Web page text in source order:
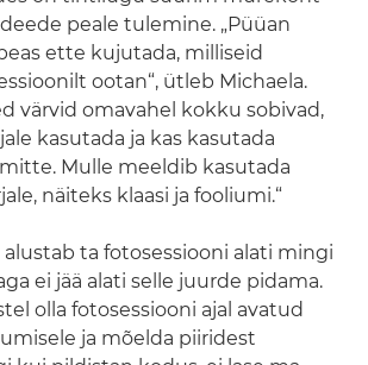
peale tulemine. „Püüan
ette kujutada, milliseid
ootan“, ütleb Michaela.
värvid omavahel kokku sobivad,
kasutada ja kas kasutada
Mulle meeldib kasutada
näiteks klaasi ja fooliumi.“
alustab ta fotosessiooni alati mingi
ei jää alati selle juurde pidama.
olla fotosessiooni ajal avatud
ja mõelda piiridest